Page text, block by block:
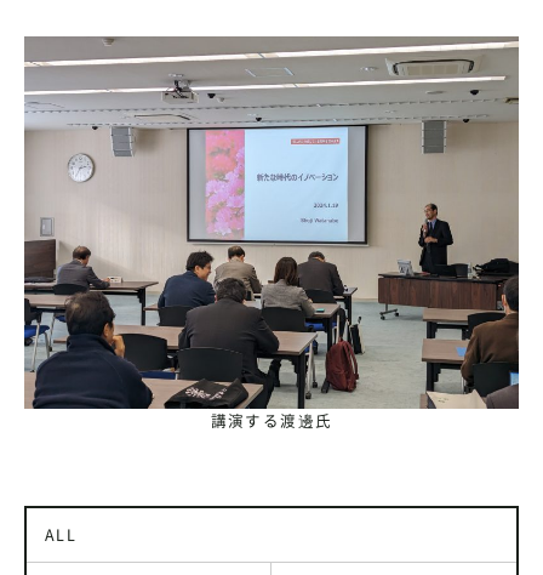
講演する渡邊氏
ALL